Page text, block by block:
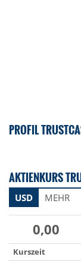
PROFIL
AKTIENKURS
USD MEHR
0,00
Kurszeit